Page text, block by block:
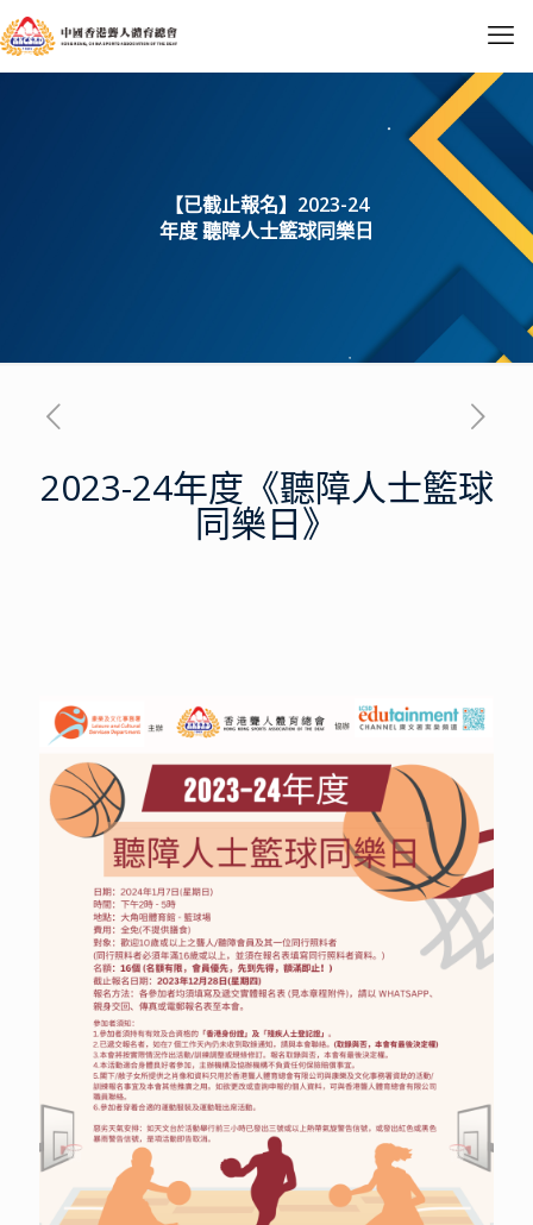
【已截止報名】2023-24
年度 聽障人士籃球同樂日
2023-24年度《聽障人士籃球
同樂日》